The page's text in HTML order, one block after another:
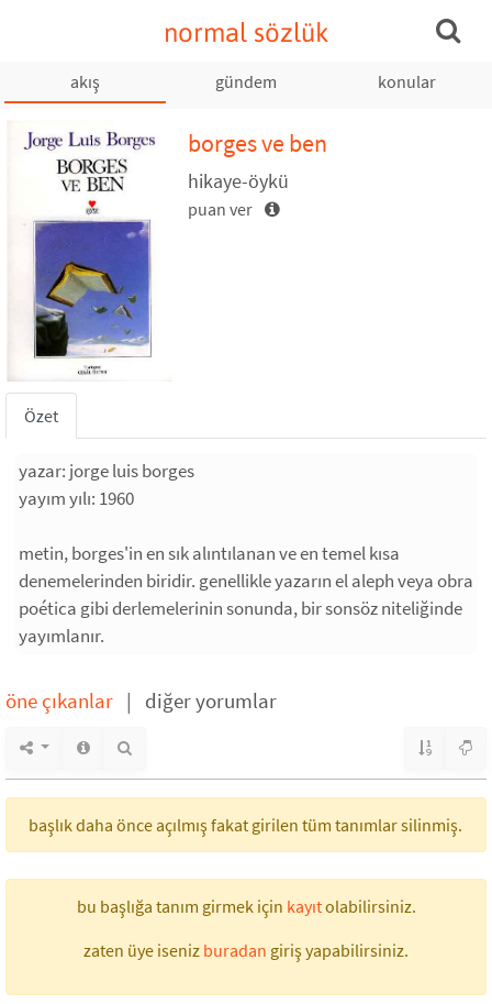
normal sözlük
akış gündem konular
borges ve ben
hikaye-öykü
puan ver
Özet
yazar: jorge luis borges
yayım yılı: 1960
metin, borges'in en sık alıntılanan ve en temel kısa
denemelerinden biridir. genellikle yazarın el aleph veya obra
poética gibi derlemelerinin sonunda, bir sonsöz niteliğinde
yayımlanır.
öne çıkanlar | diğer yorumlar
başlık daha önce açılmış fakat girilen tüm tanımlar silinmiş.
bu başlığa tanım girmek için kayıtolabilirsiniz.
zaten üye iseniz buradan giriş yapabilirsiniz.